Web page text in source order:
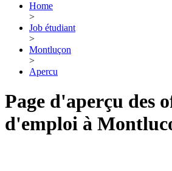
Home
>
Job étudiant
>
Montluçon
>
Apercu
Page d'aperçu des
d'emploi à